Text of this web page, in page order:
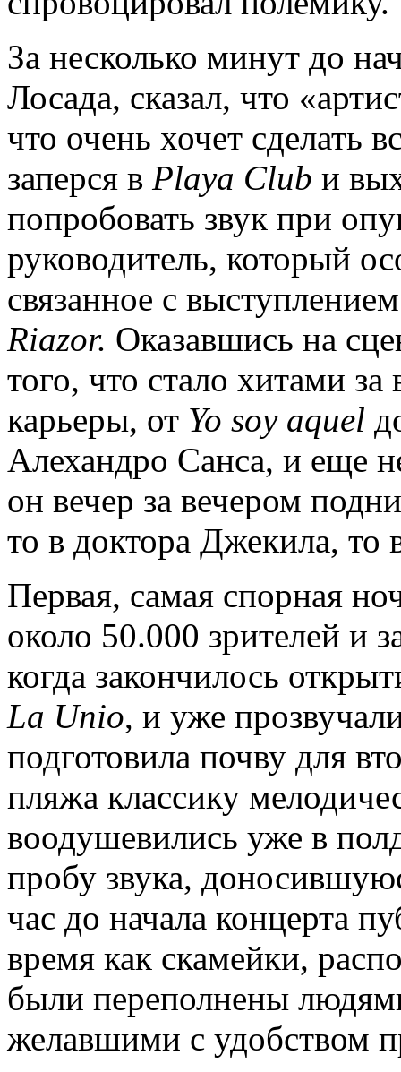
За несколько минут до
Лосада, сказал, что
что очень хочет сделать
заперся в Playa Club и
попробовать звук при
руководитель, который
связанное с
Riazor. Оказавшись на
того, что стало хитами
карьеры, от Yo soy aquel
Алехандро Санса, и еще
он вечер за вечером
то в доктора Джекила, то
Первая, самая спорная
около 50.000 зрителей и
когда закончилось
La Unio, и уже
подготовила почву для
пляжа классику
воодушевились уже в
пробу звука,
час до начала концерта
время как скамейки,
были переполнены
желавшими с удобством